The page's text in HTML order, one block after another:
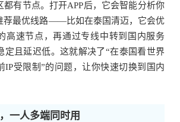
都有节点。打开APP后，它会智能分析你
荐最优线路——比如在泰国清迈，它会优
高速节点，再通过专线中转到国内服务
定且延迟低。这就解决了“在泰国看世界
IP受限制”的问题，让你快速切换到国内
一人多端同时用